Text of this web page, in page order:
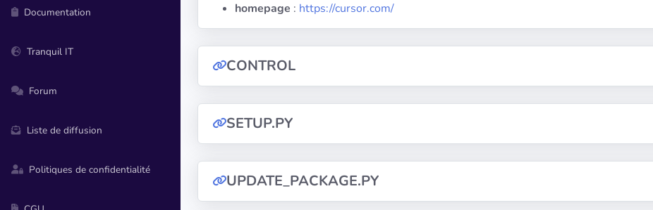
Documentation
Tranquil IT
Forum
Liste de diffusion
Politiques de confidentialité
homepage : https://cursor.com/
CONTROL
SETUP.PY
UPDATE_PACKAGE.PY